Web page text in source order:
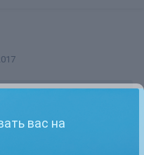
пропускают каким-то
вас на